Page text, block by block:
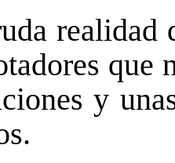
que
y